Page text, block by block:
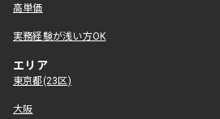
高単価
実務経験が浅い方OK
エリア
東京都(23区)
大阪